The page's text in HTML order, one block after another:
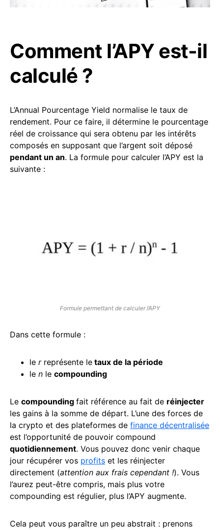
Comment l’APY est-il
calculé ?
L’Annual Pourcentage Yield normalise le taux de
rendement. Pour ce faire, il détermine le pourcentage
réel de croissance qui sera obtenu par les intérêts
composés en supposant que l’argent soit déposé
pendant un an. La formule pour calculer l’APY est la
suivante :
Formule permettant de calculer l’APY
Dans cette formule :
le rreprésente le taux de la période
le n le compounding
Le compounding fait référence au fait de réinjecter
les gains à la somme de départ. L’une des forces de
la crypto et des plateformes de finance décentralisée
est l’opportunité de pouvoir compound
quotidiennement. Vous pouvez donc venir chaque
jour récupérer vos profits et les réinjecter
directement (attention aux frais cependant !). Vous
l’aurez peut-être compris, mais plus votre
compounding est régulier, plus l’APY augmente.
Cela peut vous paraître un peu abstrait : prenons